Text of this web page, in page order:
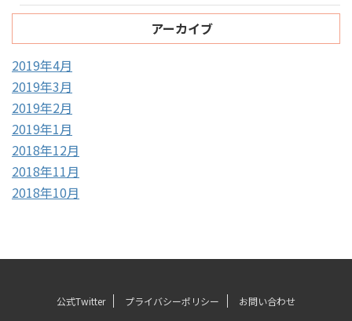
アーカイブ
2019年4月
2019年3月
2019年2月
2019年1月
2018年12月
2018年11月
2018年10月
公式Twitter プライバシーポリシー お問い合わせ